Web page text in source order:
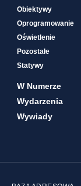
Obiektywy
Oprogramowanie
Oświetlenie
Pozostałe
Statywy
W Numerze
Wydarzenia
Wywiady